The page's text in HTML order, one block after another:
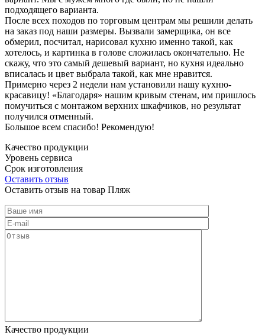
подходящего варианта.
После всех походов по торговым центрам мы решили делать
на заказ под наши размеры. Вызвали замерщика, он все
обмерил, посчитал, нарисовал кухню именно такой, как
хотелось, и картинка в голове сложилась окончательно. Не
скажу, что это самый дешевый вариант, но кухня идеально
вписалась и цвет выбрала такой, как мне нравится.
Примерно через 2 недели нам установили нашу кухню-
красавицу! «Благодаря» нашим кривым стенам, им пришлось
помучиться с монтажом верхних шкафчиков, но результат
получился отменный.
Большое всем спасибо! Рекомендую!
Качество продукции
Уровень сервиса
Срок изготовления
Оставить отзыв
Оставить отзыв на товар Пляж
Качество продукции